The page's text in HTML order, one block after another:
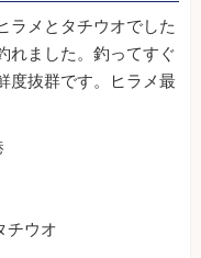
ラメとタチウオでした
れました。釣ってすぐ
度抜群です。ヒラメ最
チウオ